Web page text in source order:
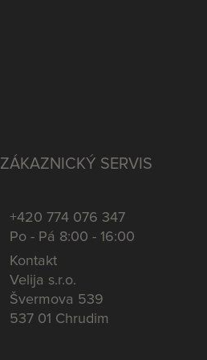
ZÁKAZNICKÝ SERVIS
+420 774 076 347
Po - Pá 8:00 - 16:00
Kontakt
Velija s.r.o.
Švermova 539
537 01 Chrudim